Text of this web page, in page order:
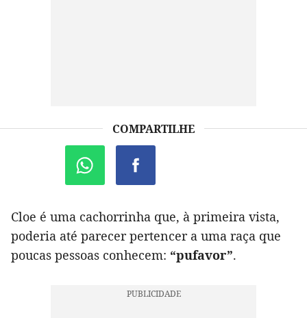
COMPARTILHE
Cloe é uma cachorrinha que, à primeira vista,
poderia até parecer pertencer a uma raça que
poucas pessoas conhecem: “pufavor”.